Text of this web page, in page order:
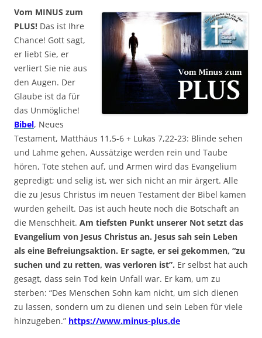
Vom MINUS zum
PLUS! Das ist Ihre
Chance! Gott sagt,
er liebt Sie, er
verliert Sie nie aus
den Augen. Der
Glaube ist da für
das Unmögliche!
Bibel, Neues
Testament, Matthäus 11,5-6 + Lukas 7,22-23: Blinde sehen
und Lahme gehen, Aussätzige werden rein und Taube
hören, Tote stehen auf, und Armen wird das Evangelium
gepredigt; und selig ist, wer sich nicht an mir ärgert. Alle
die zu Jesus Christus im neuen Testament der Bibel kamen
wurden geheilt. Das ist auch heute noch die Botschaft an
die Menschheit. Am tiefsten Punkt unserer Not setzt das
Evangelium von Jesus Christus an. Jesus sah sein Leben
als eine Befreiungsaktion. Er sagte, er sei gekommen, “zu
suchen und zu retten, was verloren ist”. Er selbst hat auch
gesagt, dass sein Tod kein Unfall war. Er kam, um zu
sterben: “Des Menschen Sohn kam nicht, um sich dienen
zu lassen, sondern um zu dienen und sein Leben für viele
hinzugeben.” https://www.minus-plus.de